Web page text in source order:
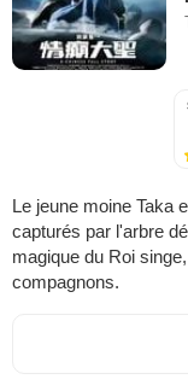
Le jeune moine Taka
capturés par l'arbre
magique du Roi
compagnons.